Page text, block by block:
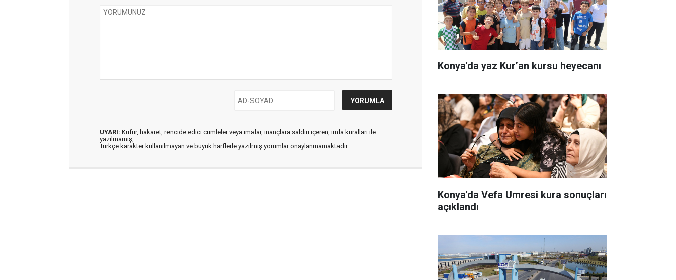
UYARI: Küfür, hakaret, rencide edici cümleler veya imalar, inançlara saldırı içeren, imla kuralları ile
yazılmamış,
Türkçe karakter kullanılmayan ve büyük harflerle yazılmış yorumlar onaylanmamaktadır.
Konya'da yaz Kur’an kursu heyecanı
Konya'da Vefa Umresi kura sonuçları
açıklandı